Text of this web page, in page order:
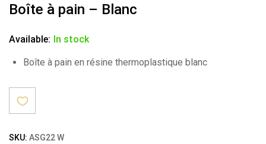
Boîte à pain – Blanc
Available: In stock
Boîte à pain en résine thermoplastique blanc
SKU: ASG22 W